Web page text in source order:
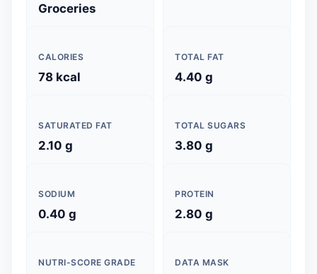
Groceries
CALORIES
78 kcal
TOTAL FAT
4.40 g
SATURATED FAT
2.10 g
TOTAL SUGARS
3.80 g
SODIUM
0.40 g
PROTEIN
2.80 g
NUTRI-SCORE GRADE DATA MASK